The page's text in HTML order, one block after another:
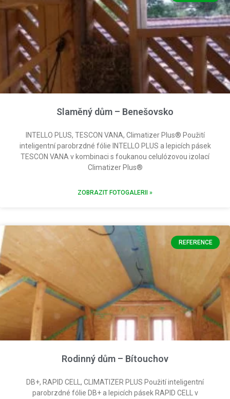
Slaměný dům – Benešovsko
INTELLO PLUS, TESCON VANA, Climatizer Plus® Použití
inteligentní parobrzdné fólie INTELLO PLUS a lepicích pásek
TESCON VANA v kombinaci s foukanou celulózovou izolací
Climatizer Plus®
ZOBRAZIT FOTOGALERII »
REFERENCE
Rodinný dům – Bítouchov
DB+, RAPID CELL, CLIMATIZER PLUS Použití inteligentní
parobrzdné fólie DB+ a lepicích pásek RAPID CELL v